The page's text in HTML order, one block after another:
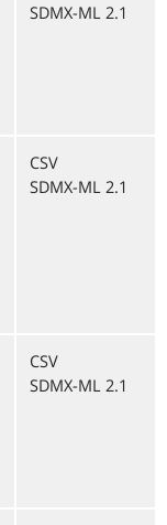
SDMX-ML 2.1
CSV
SDMX-ML 2.1
CSV
SDMX-ML 2.1